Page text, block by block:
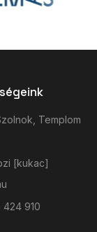
Templom
[kukac]
424 910